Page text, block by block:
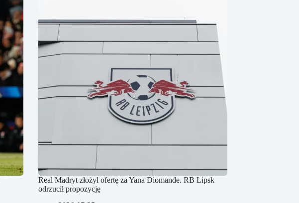
Real Madryt złożył ofertę za Yana Diomande. RB Lipsk
odrzucił propozycję